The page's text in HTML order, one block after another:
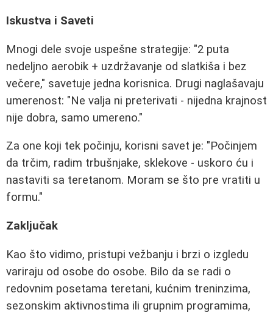
Iskustva i Saveti
Mnogi dele svoje uspešne strategije: "2 puta
nedeljno aerobik + uzdržavanje od slatkiša i bez
večere," savetuje jedna korisnica. Drugi naglašavaju
umerenost: "Ne valja ni preterivati - nijedna krajnost
nije dobra, samo umereno."
Za one koji tek počinju, korisni savet je: "Počinjem
da trčim, radim trbušnjake, sklekove - uskoro ću i
nastaviti sa teretanom. Moram se što pre vratiti u
formu."
Zaključak
Kao što vidimo, pristupi vežbanju i brzi o izgledu
variraju od osobe do osobe. Bilo da se radi o
redovnim posetama teretani, kućnim treninzima,
sezonskim aktivnostima ili grupnim programima,